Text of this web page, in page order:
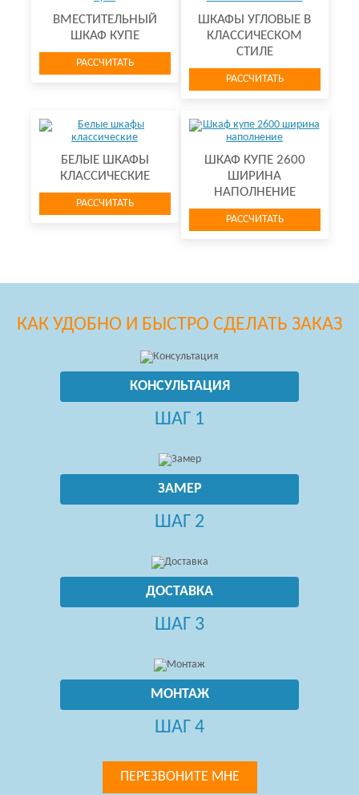
ВМЕСТИТЕЛЬНЫЙ
ШКАФ КУПЕ
РАССЧИТАТЬ
ШКАФЫ УГЛОВЫЕ В
КЛАССИЧЕСКОМ
СТИЛЕ
РАССЧИТАТЬ
БЕЛЫЕ ШКАФЫ
КЛАССИЧЕСКИЕ
РАССЧИТАТЬ
ШКАФ КУПЕ 2600
ШИРИНА
НАПОЛНЕНИЕ
РАССЧИТАТЬ
КАК УДОБНО И БЫСТРО СДЕЛАТЬ ЗАКАЗ
КОНСУЛЬТАЦИЯ
ШАГ 1
ЗАМЕР
ШАГ 2
ДОСТАВКА
ШАГ 3
МОНТАЖ
ШАГ 4
ПЕРЕЗВОНИТЕ МНЕ